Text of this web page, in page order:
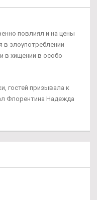
повлиял и на цены
в злоупотреблении
в хищении в особо
гостей призывала к
Флорентина Надежда